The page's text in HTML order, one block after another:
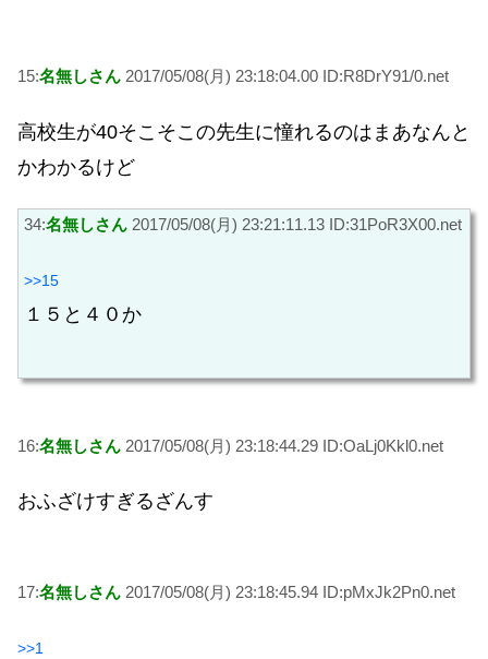
15:名無しさん 2017/05/08(月) 23:18:04.00 ID:R8DrY91/0.net
高校生が40そこそこの先生に憧れるのはまあなんと
かわかるけど
34:名無しさん 2017/05/08(月) 23:21:11.13 ID:31PoR3X00.net
>>15
１５と４０か
16:名無しさん 2017/05/08(月) 23:18:44.29 ID:OaLj0Kkl0.net
おふざけすぎるざんす
17:名無しさん 2017/05/08(月) 23:18:45.94 ID:pMxJk2Pn0.net
>>1